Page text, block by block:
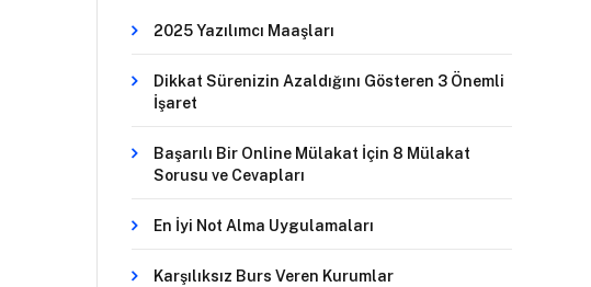
2025 Yazılımcı Maaşları
Dikkat Sürenizin Azaldığını Gösteren 3 Önemli
İşaret
Başarılı Bir Online Mülakat İçin 8 Mülakat
Sorusu ve Cevapları
En İyi Not Alma Uygulamaları
Karşılıksız Burs Veren Kurumlar